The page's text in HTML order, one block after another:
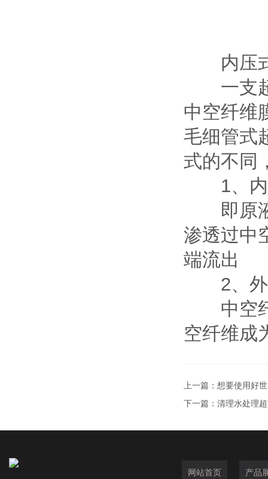
内压式
一支超
中空纤维
毛细管式
式的不同
1、内
即原液
渗透过中
端流出
2、外
中空纤
空纤维成
上一篇： 想要使用好
下一篇： 清理水处理
网站首页 产品